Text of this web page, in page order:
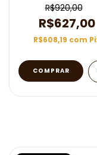
Ac466000s
R$920,00
R$627,00
R$608,19 com